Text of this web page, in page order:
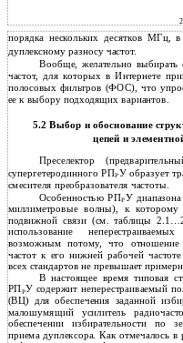
порядка нескольких десятков МГц,
дуплексному разносу частот.
Вообще, желательно выбирать
частот, для которых в Интернете
полосовых фильтров (ФОС), что
ее к выбору подходящих вариантов.
5.2 Выбор и обоснование
цепей и
Преселектор
супергетеродинного РПРУ образует
смесителя преобразователя частоты.
Особенностью РПРУ
миллиметровые волны), к которому
подвижной связи (см. таблицы
использование
возможным потому, что отношение
частот к его нижней рабочей
всех стандартов не превышает
В настоящее время типовая
РПРУ содержит неперестраиваемый
(ВЦ) для обеспечения заданной
малошумящий усилитель
обеспечении избирательности по
приема дуплексора. Как отмечалось